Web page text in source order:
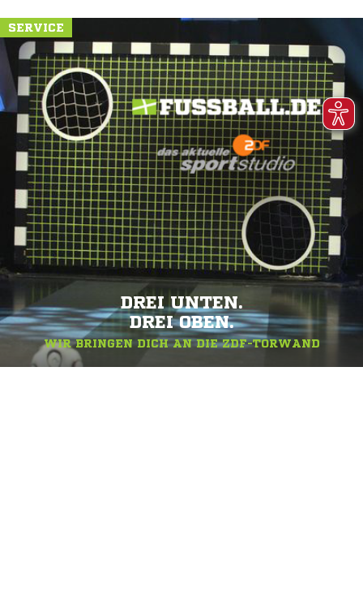
SERVICE
DREI UNTEN.
DREI OBEN.
WIR BRINGEN DICH AN DIE ZDF-TORWAND